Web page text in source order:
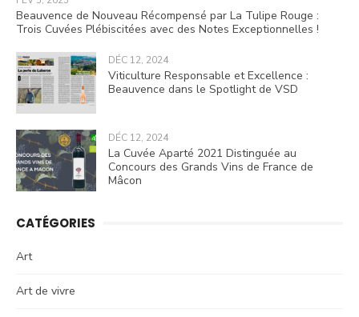
Beauvence de Nouveau Récompensé par La Tulipe Rouge :
Trois Cuvées Plébiscitées avec des Notes Exceptionnelles !
DÉC 12, 2024
Viticulture Responsable et Excellence :
Beauvence dans le Spotlight de VSD
DÉC 12, 2024
La Cuvée Aparté 2021 Distinguée au
Concours des Grands Vins de France de
Mâcon
CATÉGORIES
Art
Art de vivre